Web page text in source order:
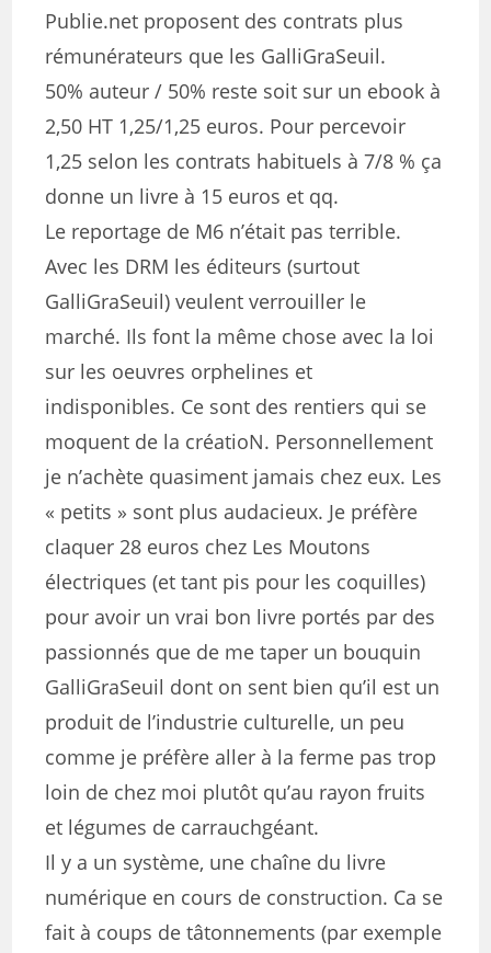
Publie.net proposent des contrats plus
rémunérateurs que les GalliGraSeuil.
50% auteur / 50% reste soit sur un ebook à
2,50 HT 1,25/1,25 euros. Pour percevoir
1,25 selon les contrats habituels à 7/8 % ça
donne un livre à 15 euros et qq.
Le reportage de M6 n’était pas terrible.
Avec les DRM les éditeurs (surtout
GalliGraSeuil) veulent verrouiller le
marché. Ils font la même chose avec la loi
sur les oeuvres orphelines et
indisponibles. Ce sont des rentiers qui se
moquent de la créatioN. Personnellement
je n’achète quasiment jamais chez eux. Les
« petits » sont plus audacieux. Je préfère
claquer 28 euros chez Les Moutons
électriques (et tant pis pour les coquilles)
pour avoir un vrai bon livre portés par des
passionnés que de me taper un bouquin
GalliGraSeuil dont on sent bien qu’il est un
produit de l’industrie culturelle, un peu
comme je préfère aller à la ferme pas trop
loin de chez moi plutôt qu’au rayon fruits
et légumes de carrauchgéant.
Il y a un système, une chaîne du livre
numérique en cours de construction. Ca se
fait à coups de tâtonnements (par exemple